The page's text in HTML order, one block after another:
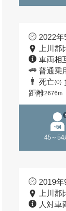
2022年
上川
車両相
普通乗
死亡(0)
距離2676m
45～54
2019年
上川
人対車